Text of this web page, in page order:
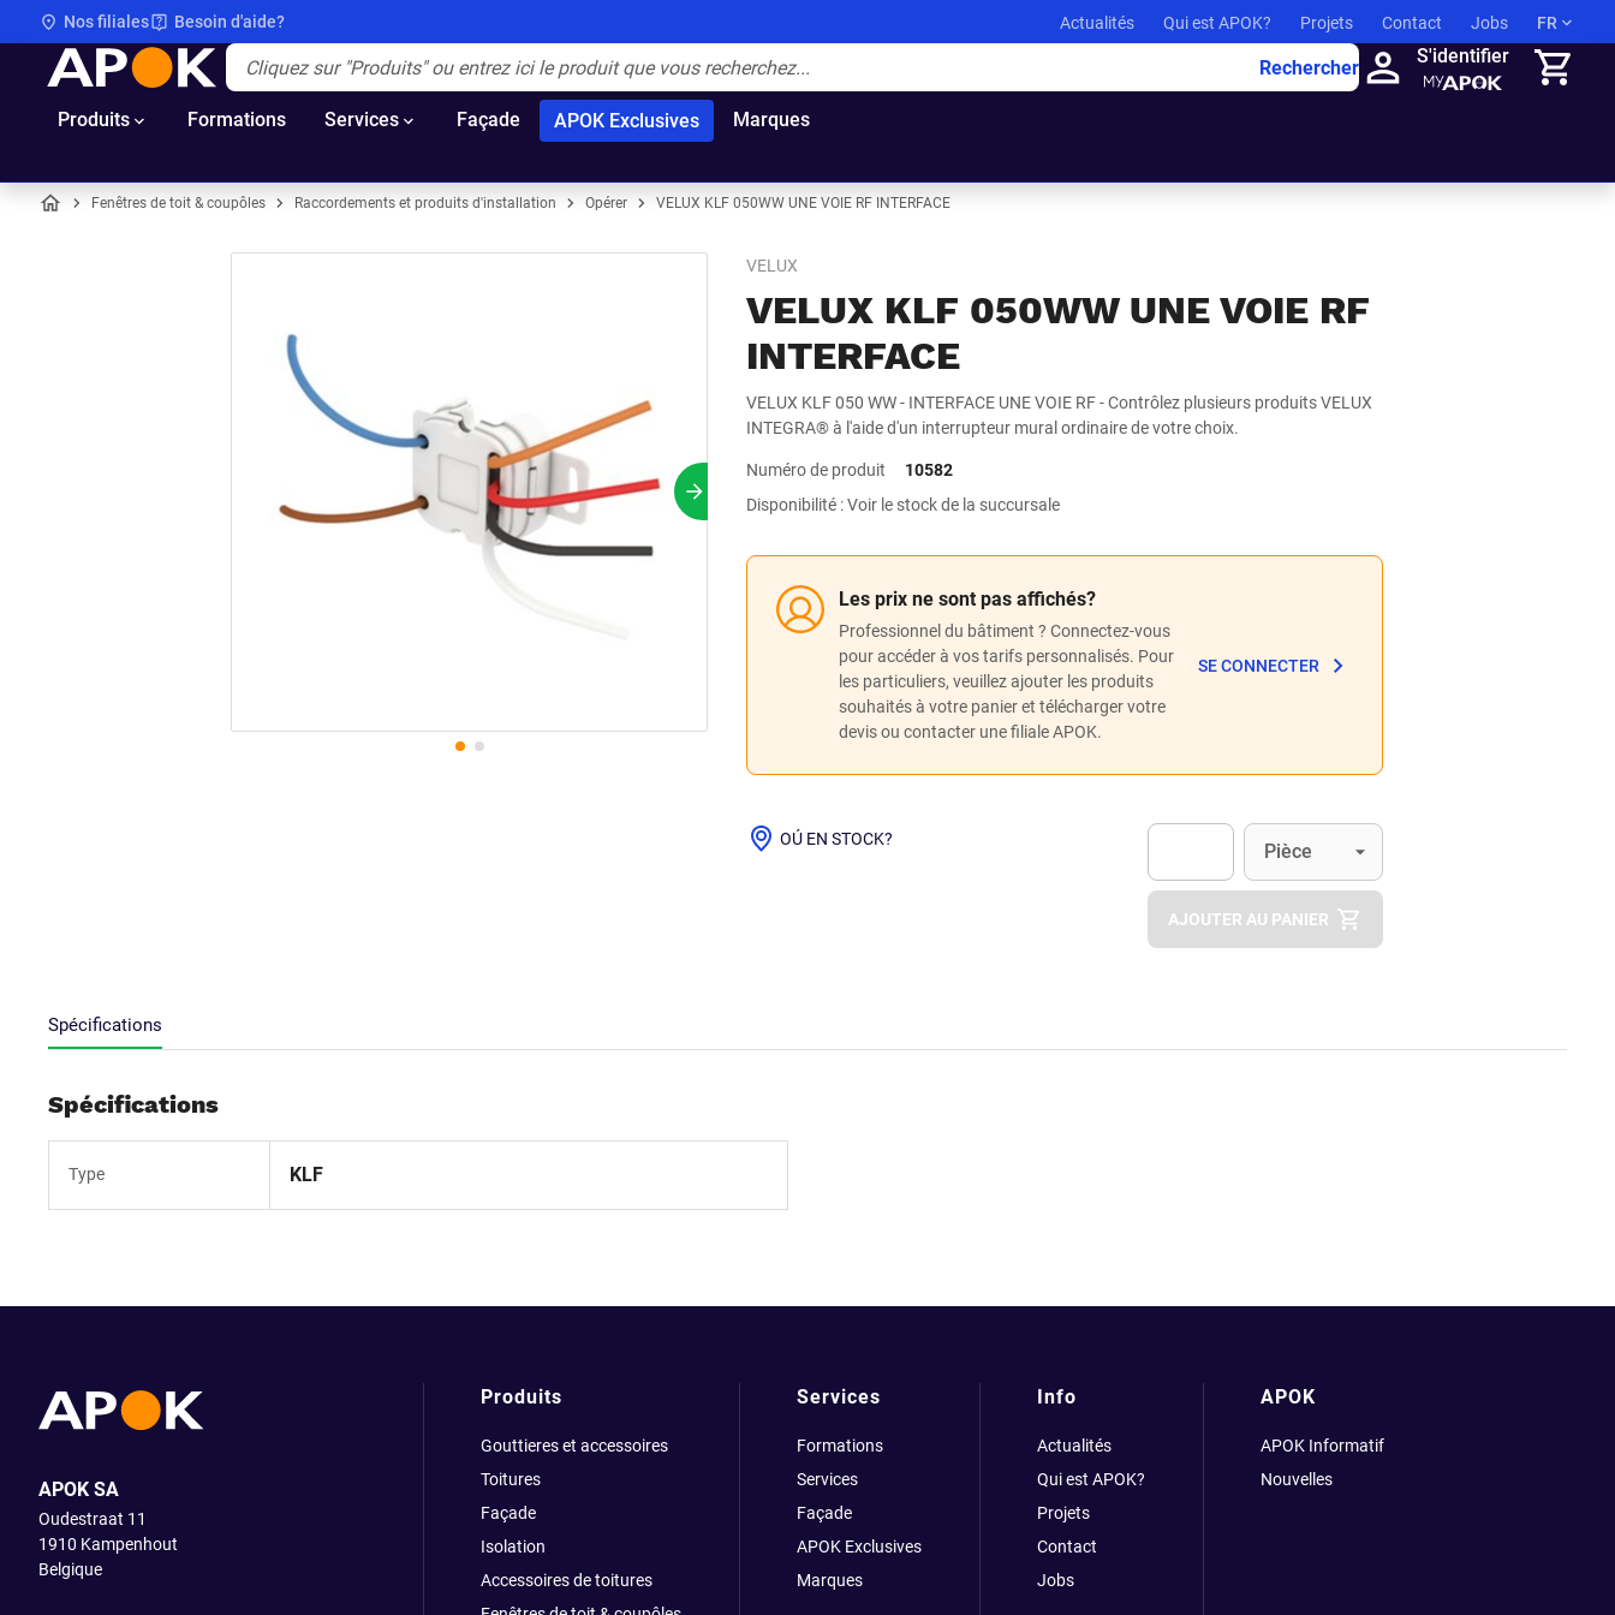
Nos filiales Besoin d'aide? Actualités Qui est APOK? Projets Contact Jobs FR
APOK Rechercher
S'identifier
Produits Formations Services Façade APOK Exclusives Marques
Fenêtres de toit & coupôles Raccordements et produits d'installation Opérer VELUX KLF 050WW UNE VOIE RF INTERFACE
VELUX
VELUX KLF 050WW UNE VOIE RF
INTERFACE
VELUX KLF 050 WW - INTERFACE UNE VOIE RF - Contrôlez plusieurs produits VELUX
INTEGRA® à l'aide d'un interrupteur mural ordinaire de votre choix.
Prochain slide
Numéro de produit
10582
Disponibilité : Voir le stock de la succursale
Les prix ne sont pas affichés?
Professionnel du bâtiment ? Connectez-vous
pour accéder à vos tarifs personnalisés. Pour
les particuliers, veuillez ajouter les produits
souhaités à votre panier et télécharger votre
devis ou contacter une filiale APOK.
SE CONNECTER
OÚ EN STOCK?
Apok.Product.Detail.AddToCart.Quantity
Unité
Pièce
AJOUTER AU PANIER
Spécifications
Spécifications
Type KLF
APOK SA
Oudestraat 11
1910 Kampenhout
Belgique
Produits
Gouttieres et accessoires
Toitures
Façade
Isolation
Accessoires de toitures
Services
Formations
Services
Façade
APOK Exclusives
Marques
Info
Actualités
Qui est APOK?
Projets
Contact
Jobs
APOK
APOK Informatif
Nouvelles